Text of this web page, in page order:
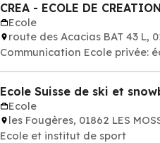
CREA - ECOLE DE
Ecole
route des Acacias BAT 43 L,
Communication Ecole privée:
Ecole Suisse de ski et
Ecole
les Fougères, 01862 LES
Ecole et institut de sport